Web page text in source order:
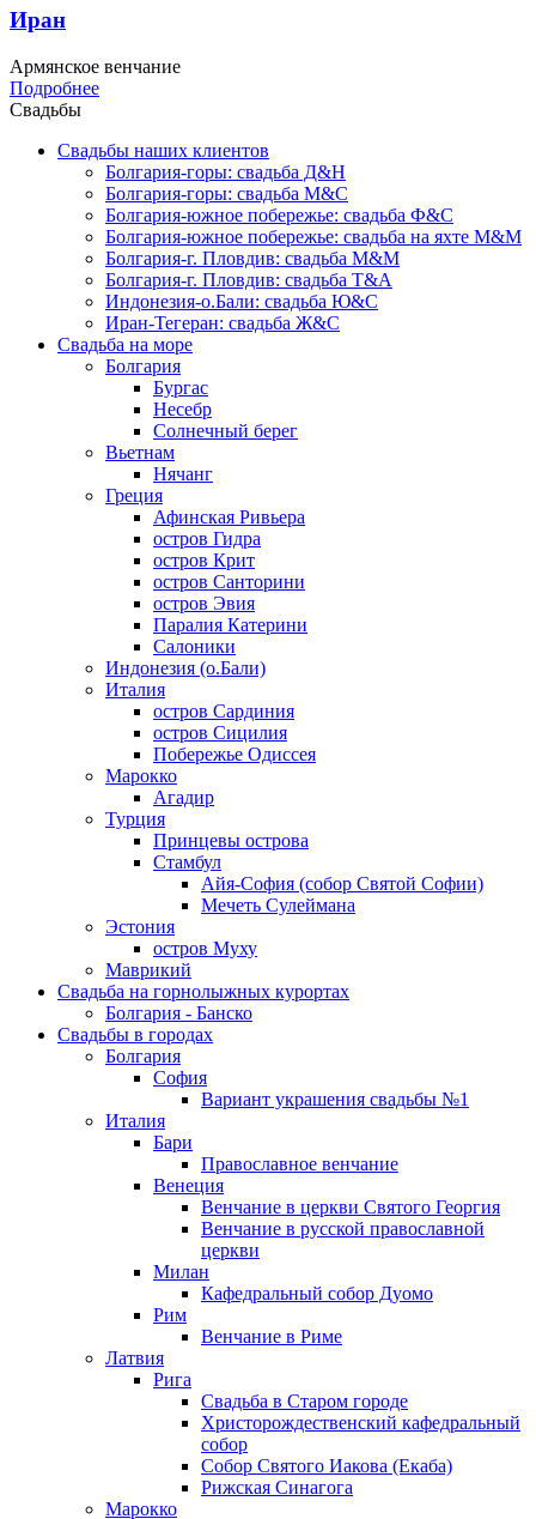
Иран
Армянское венчание
Подробнее
Свадьбы
Свадьбы наших клиентов
Болгария-горы: свадьба Д&Н
Болгария-горы: свадьба М&С
Болгария-южное побережье: свадьба Ф&С
Болгария-южное побережье: свадьба на яхте М&М
Болгария-г. Пловдив: свадьба М&М
Болгария-г. Пловдив: свадьба Т&А
Индонезия-о.Бали: свадьба Ю&С
Иран-Тегеран: свадьба Ж&С
Свадьба на море
Болгария
Бургас
Несебр
Солнечный берег
Вьетнам
Нячанг
Греция
Афинская Ривьера
остров Гидра
остров Крит
остров Санторини
остров Эвия
Паралия Катерини
Салоники
Индонезия (о.Бали)
Италия
остров Сардиния
остров Сицилия
Побережье Одиссея
Марокко
Агадир
Турция
Принцевы острова
Стамбул
Айя-София (собор Святой Софии)
Мечеть Сулеймана
Эстония
остров Муху
Маврикий
Свадьба на горнолыжных курортах
Болгария - Банско
Свадьбы в городах
Болгария
София
Вариант украшения свадьбы №1
Италия
Бари
Православное венчание
Венеция
Венчание в церкви Святого Георгия
Венчание в русской православной
церкви
Милан
Кафедральный собор Дуомо
Рим
Венчание в Риме
Латвия
Рига
Свадьба в Старом городе
Христорождественский кафедральный
собор
Собор Святого Иакова (Екаба)
Рижская Синагога
Марокко